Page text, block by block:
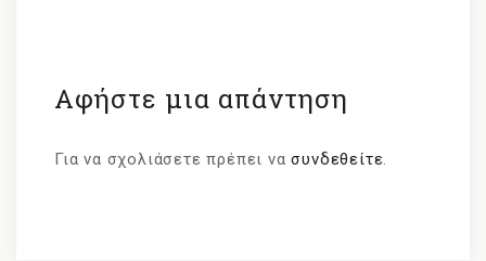
Αφήστε μια απάντηση
Για να σχολιάσετε πρέπει νασυνδεθείτε.